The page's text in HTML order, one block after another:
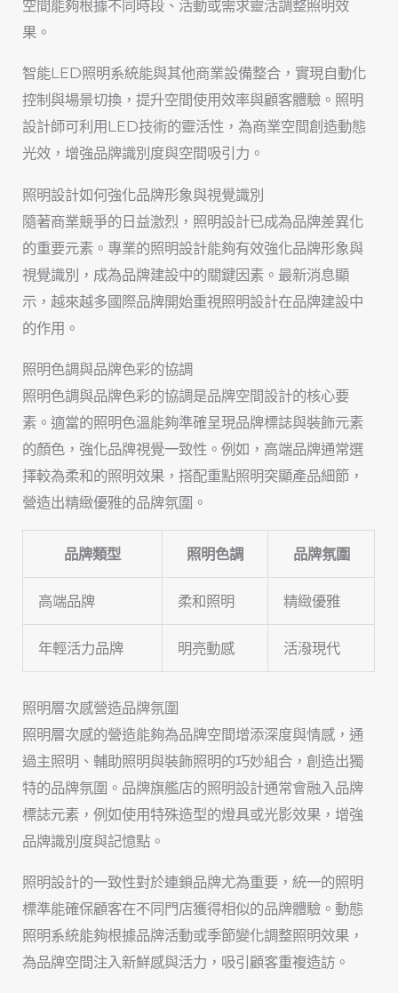
空間能夠根據不同時段、活動或需求靈活調整照明效
果。
智能LED照明系統能與其他商業設備整合，實現自動化
控制與場景切換，提升空間使用效率與顧客體驗。照明
設計師可利用LED技術的靈活性，為商業空間創造動態
光效，增強品牌識別度與空間吸引力。
照明設計如何強化品牌形象與視覺識別
隨著商業競爭的日益激烈，照明設計已成為品牌差異化
的重要元素。專業的照明設計能夠有效強化品牌形象與
視覺識別，成為品牌建設中的關鍵因素。最新消息顯
示，越來越多國際品牌開始重視照明設計在品牌建設中
的作用。
照明色調與品牌色彩的協調
照明色調與品牌色彩的協調是品牌空間設計的核心要
素。適當的照明色溫能夠準確呈現品牌標誌與裝飾元素
的顏色，強化品牌視覺一致性。例如，高端品牌通常選
擇較為柔和的照明效果，搭配重點照明突顯產品細節，
營造出精緻優雅的品牌氛圍。
品牌類型 照明色調 品牌氛圍
高端品牌 柔和照明 精緻優雅
年輕活力品牌 明亮動感 活潑現代
照明層次感營造品牌氛圍
照明層次感的營造能夠為品牌空間增添深度與情感，通
過主照明、輔助照明與裝飾照明的巧妙組合，創造出獨
特的品牌氛圍。品牌旗艦店的照明設計通常會融入品牌
標誌元素，例如使用特殊造型的燈具或光影效果，增強
品牌識別度與記憶點。
照明設計的一致性對於連鎖品牌尤為重要，統一的照明
標準能確保顧客在不同門店獲得相似的品牌體驗。動態
照明系統能夠根據品牌活動或季節變化調整照明效果，
為品牌空間注入新鮮感與活力，吸引顧客重複造訪。